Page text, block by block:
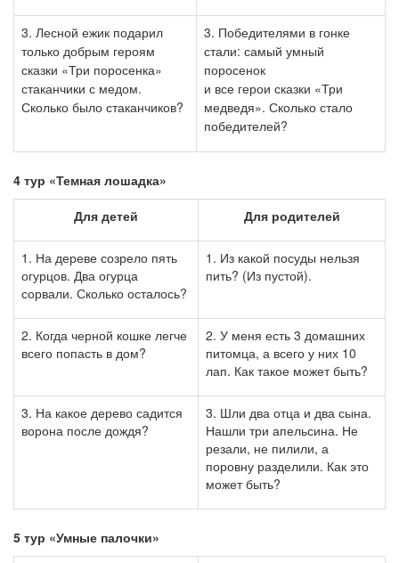
3. Лесной ежик подарил
только добрым героям
сказки «Три поросенка»
стаканчики с медом.
Сколько было стаканчиков?
3. Победителями в гонке
стали: самый умный
поросенок
и все герои сказки «Три
медведя». Сколько стало
победителей?
4 тур «Темная лошадка»
Для детей
Для родителей
1. На дереве созрело пять
огурцов. Два огурца
сорвали. Сколько осталось?
1. Из какой посуды нельзя
пить? (Из пустой).
2. Когда черной кошке легче
всего попасть в дом?
2. У меня есть 3 домашних
питомца, а всего у них 10
лап. Как такое может быть?
3. На какое дерево садится
ворона после дождя?
3. Шли два отца и два сына.
Нашли три апельсина. Не
резали, не пилили, а
поровну разделили. Как это
может быть?
5 тур «Умные палочки»